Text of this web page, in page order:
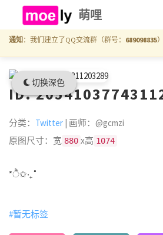
切换深色
萌哩
通知 ：我们建立了QQ交流群（群号： 689098835
ID:
分类： Twitter | 画师：@gcmzi
原图尺寸：宽 880 x高 1074
*ੈ✩‧₊˚
#暂无标签